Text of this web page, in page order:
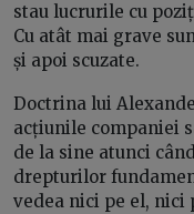
stau lucrurile cu
Cu atât mai grave
și apoi scuzate.
Doctrina lui
acțiunile companiei
de la sine atunci
drepturilor
vedea nici pe el, nici